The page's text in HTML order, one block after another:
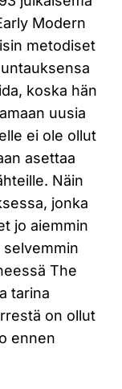
Modern
metodiset
koska hän
uusia
ei ole ollut
asettaa
Näin
jonka
jo aiemmin
The
tarina
on ollut
ennen